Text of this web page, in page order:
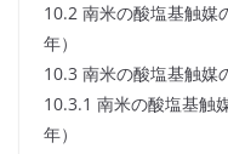
10.2 南米の酸塩基触媒
年）
10.3 南米の酸塩基触媒
10.3.1 南米の酸塩基触
年）